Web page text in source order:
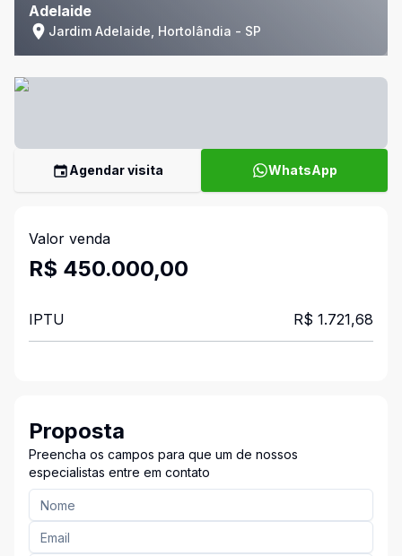
Adelaide
Jardim Adelaide, Hortolândia - SP
Agendar visita WhatsApp
Valor venda
R$ 450.000,00
IPTU R$ 1.721,68
Proposta
Preencha os campos para que um de nossos
especialistas entre em contato